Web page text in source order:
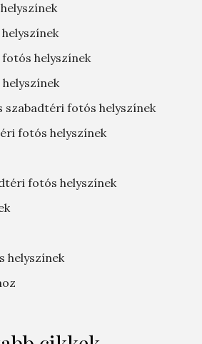
helyszínek
szabadtéri fotós helyszínek
fotós helyszínek
fotós helyszínek
helyszínek